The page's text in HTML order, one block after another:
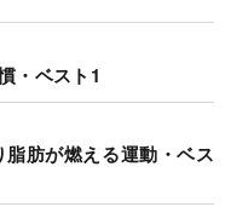
・ベスト1
脂肪が燃える運動・ベス